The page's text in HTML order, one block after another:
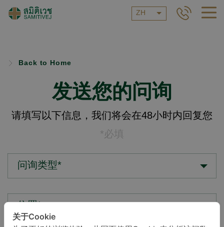
ZH
Back to Home
发送您的问询
请填写以下信息，我们将会在48小时内回复您
*必填
问询类型*
关于Cookie